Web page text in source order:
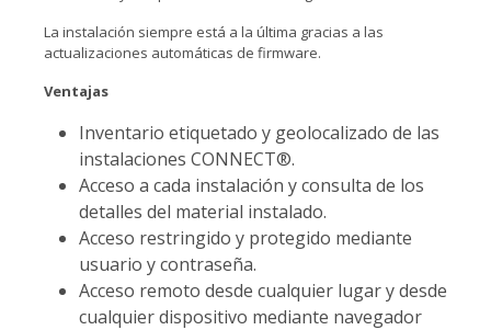
La instalación siempre está a la última gracias a las
actualizaciones automáticas de firmware.
Ventajas
Inventario etiquetado y geolocalizado de las
instalaciones CONNECT®.
Acceso a cada instalación y consulta de los
detalles del material instalado.
Acceso restringido y protegido mediante
usuario y contraseña.
Acceso remoto desde cualquier lugar y desde
cualquier dispositivo mediante navegador